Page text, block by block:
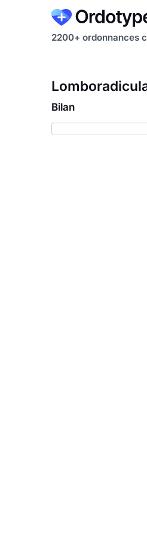
2200+ ordonnances
Bilan